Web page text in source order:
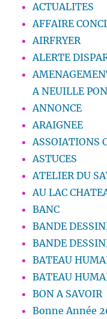
ACTUALITES
AFFAIRE
AIRFRYER
ALERTE
A NEUILLE
ANNONCE
ARAIGNEE
ASSOIATIONS
ASTUCES
ATELIER DU
AU LAC
BANC
BANDE
BANDE
BATEAU
BATEAU
BON A SAVOIR
Bonne Année